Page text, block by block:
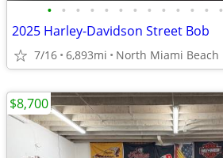
• • • • • • • • • • • • •
2025 Harley-Davidson Street Bob
7/16 6,893mi North Miami Beach
$8,700